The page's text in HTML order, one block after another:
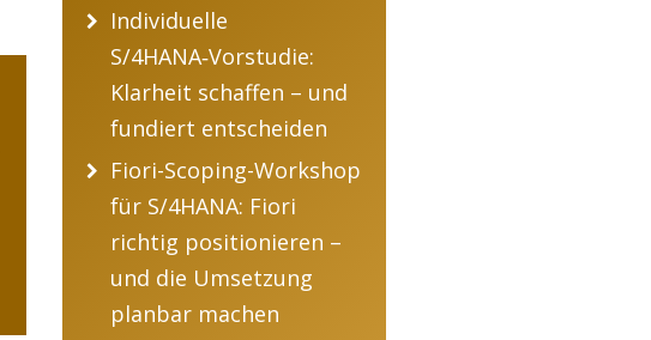
Individuelle
S/4HANA‑Vorstudie:
Klarheit schaffen – und
fundiert entscheiden
Fiori-Scoping-Workshop
für S/4HANA: Fiori
richtig positionieren –
und die Umsetzung
planbar machen